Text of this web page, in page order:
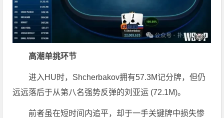
高潮单挑环节
进入HU时，Shcherbakov拥有57.3M记分牌，但仍
远远落后于从第八名强势反弹的刘亚运 (72.1M)。
前者虽在短时间内追平，却于一手关键牌中损失惨